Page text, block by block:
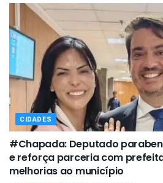
CIDADES
#Chapada: Deputado
e reforça parceria com
melhorias ao município